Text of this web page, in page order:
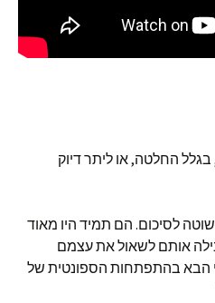
החלטה, או ליתר דיוק
לסיכום. הם תמיד היו מאוד
אותם לשאול את עצמם
הבא בהתפתחות הספונטית של